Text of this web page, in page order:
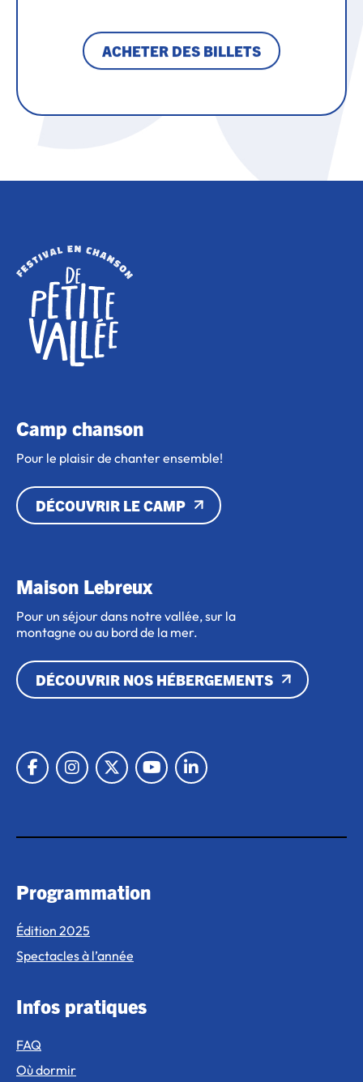
ACHETER DES BILLETS
Camp chanson
Pour le plaisir de chanter ensemble!
DÉCOUVRIR LE CAMP
Maison Lebreux
Pour un séjour dans notre vallée, sur la
montagne ou au bord de la mer.
DÉCOUVRIR NOS HÉBERGEMENTS
Lien vers Facebook
Lien vers Instagram
Lien vers XLien vers Youtube
Lien vers Linkedin
Programmation
Édition 2025
Spectacles à l’année
Infos pratiques
FAQ
Où dormir